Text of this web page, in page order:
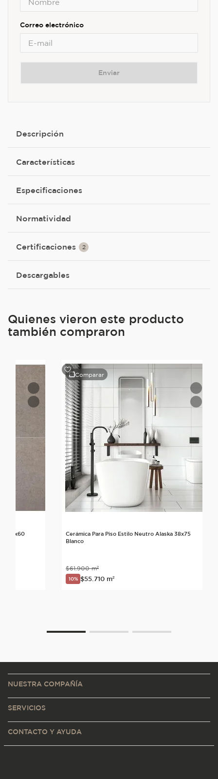
Enviar
Descripción
Características
Especificaciones
Normatividad
Certificaciones 2
Descargables
Quienes vieron este producto
también compraron
60x60
Comparar
Cerámica Para Piso Estilo Neutro Alaska 38x75
Blanco
$61.900 m²
10% $55 710 m²
NUESTRA COMPAÑÍA
SERVICIOS
CONTACTO Y AYUDA